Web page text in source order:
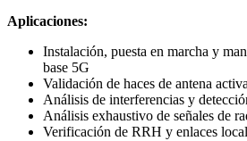
Aplicaciones:
Instalación, puesta en marcha y
base 5G
Validación de haces de antena
Análisis de interferencias y
Análisis exhaustivo de señales de
Verificación de RRH y enlaces